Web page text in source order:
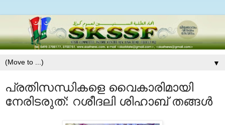
▼
പ്രതിസന്ധികളെ വൈകാരിമായി
നേരിടരുത്: റശീദലി ശിഹാബ് തങ്ങള്‍